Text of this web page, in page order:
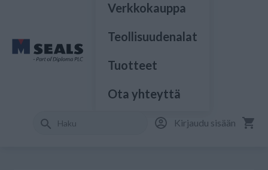
Verkkokauppa
Teollisuudenalat
Tuotteet
Ota yhteyttä
Kirjaudu sisään